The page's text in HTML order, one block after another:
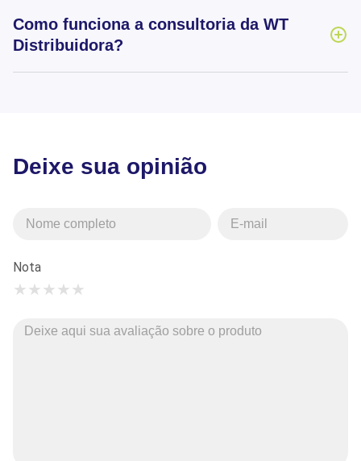
Como funciona a consultoria da WT
Distribuidora?
Deixe sua opinião
Nota
★
★
★
★
★